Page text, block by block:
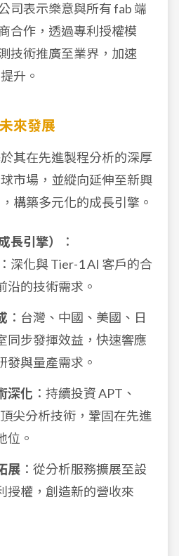
公司表示樂意與所有 fab 端
合作，透過專利授權模
技術推廣至業界，加速
升。
來發展
其在先進製程分析的深厚
市場，並縱向延伸至新興
構築多元化的成長引擎。
長引擎）
：
：深化與 Tier-1 AI 客戶的合
沿的技術需求。
：台灣、中國、美國、日
同步發揮效益，快速響應
發與量產需求。
深化 ：持續投資 APT、
尖分析技術，鞏固在先進
位。
展 ：從分析服務擴展至設
授權，創造新的營收來